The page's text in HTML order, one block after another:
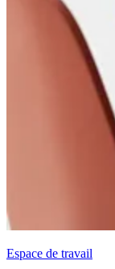
Espace de travail